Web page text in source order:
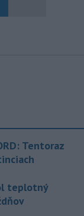
Tentoraz
teplotný